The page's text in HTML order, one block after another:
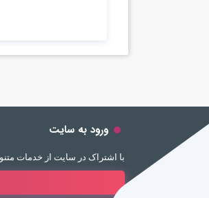
ورود به سایت
با اشتراک در سایت از خدمات